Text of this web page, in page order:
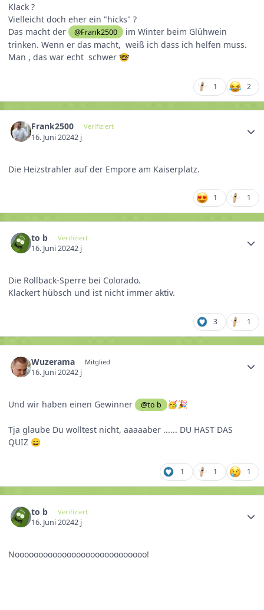
Klack ?
Vielleicht doch eher ein "hicks" ?
Das macht der
@Frank2500
im Winter beim Glühwein
trinken. Wenn er das macht, weiß ich dass ich helfen muss.
Man , das war echt schwer 🤓
1 2
Frank2500 Verifiziert
16. Juni 20242 j
Die Heizstrahler auf der Empore am Kaiserplatz.
1 1
to b Verifiziert
16. Juni 20242 j
Die Rollback-Sperre bei Colorado.
Klackert hübsch und ist nicht immer aktiv.
3 1
Wuzerama Mitglied
16. Juni 20242 j
Und wir haben einen Gewinner @to b 🥳🎉
Tja glaube Du wolltest nicht, aaaaaber ...... DU HAST DAS
QUIZ 😄
1 1 1
to b Verifiziert
16. Juni 20242 j
Noooooooooooooooooooooooooooo!